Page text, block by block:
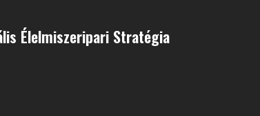
Élelmiszeripari Stratégia